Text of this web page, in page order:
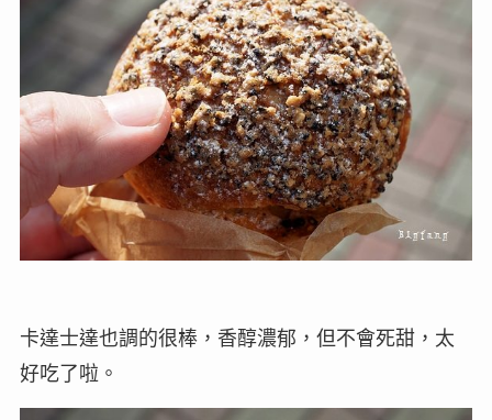
卡達士達也調的很棒，香醇濃郁，但不會死甜，太
好吃了啦。